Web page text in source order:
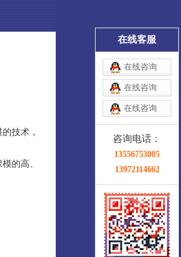
技术，
的高、
在线客服
在线咨询
在线咨询
在线咨询
咨询电话：
13556753005
13972114662